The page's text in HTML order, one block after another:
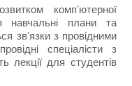
комп’ютерної
навчальні плани та
зв’язки з провідними
спеціалісти з
лекції для студентів